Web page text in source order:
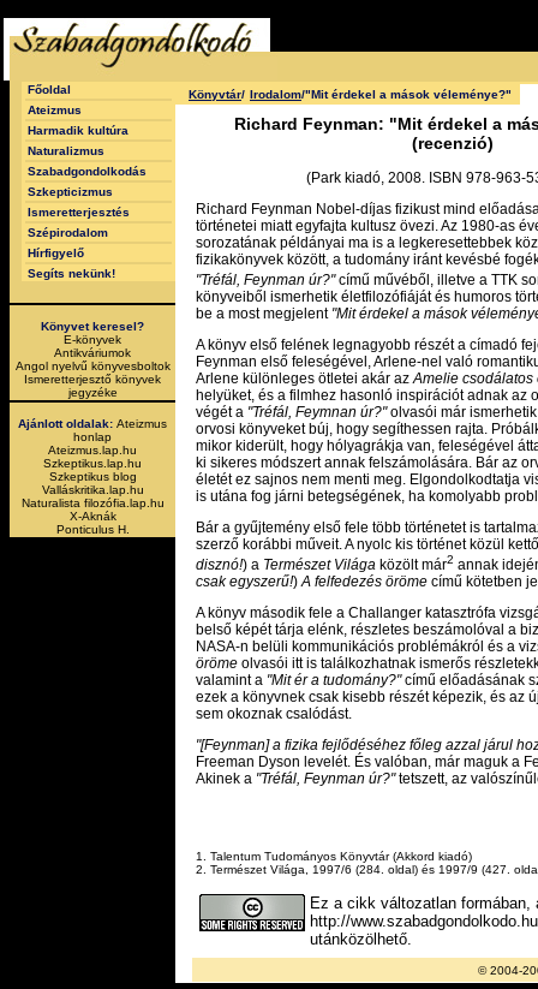
Főoldal
Ateizmus
Harmadik kultúra
Naturalizmus
Szabadgondolkodás
Szkepticizmus
Ismeretterjesztés
Szépirodalom
Hírfigyelő
Segíts nekünk!
Könyvet keresel?
E-könyvek
Antikváriumok
Angol nyelvű könyvesboltok
Ismeretterjesztő könyvek
jegyzéke
Ajánlott oldalak: Ateizmus
honlap
Ateizmus.lap.hu
Szkeptikus.lap.hu
Szkeptikus blog
Valláskritika.lap.hu
Naturalista filozófia.lap.hu
X-Aknák
Ponticulus H.
Könyvtár/ Irodalom/"Mit érdekel a mások véleménye?"
Richard Feynman: "Mit érdekel a
(recenzió)
(Park kiadó, 2008. ISBN 978-963-
Richard Feynman Nobel-díjas fizikust mind
történetei miatt egyfajta kultusz övezi. Az 1980-as
sorozatának példányai ma is a legkeresettebbek
fizikakönyvek között, a tudomány iránt kevésbé
"Tréfál, Feynman úr?"című művéből, illetve a TTK
könyveiből ismerhetik életfilozófiáját és humoros
be a most megjelent "Mit érdekel a mások
A könyv első felének legnagyobb részét a címadó
Feynman első feleségével, Arlene-nel való
Arlene különleges ötletei akár azAmelie csodálatos
helyüket, és a filmhez hasonló inspirációt adnak az
végét a "Tréfál, Feymnan úr?"olvasói már
orvosi könyveket búj, hogy segíthessen rajta.
mikor kiderült, hogy hólyagrákja van, feleségével
ki sikeres módszert annak felszámolására. Bár az
életét ez sajnos nem menti meg. Elgondolkodtatja
is utána fog járni betegségének, ha komolyabb
Bár a gyűjtemény első fele több történetet is
szerző korábbi műveit. A nyolc kis történet közül
disznó!) a Természet Világa közölt már2 annak
csak egyszerű!)A felfedezés öröme című kötetben
A könyv második fele a Challanger katasztrófa
belső képét tárja elénk, részletes beszámolóval a
NASA-n belüli kommunikációs problémákról és a
öröme olvasói itt is találkozhatnak ismerős
valamint a "Mit ér a tudomány?"című előadásának
ezek a könyvnek csak kisebb részét képezik, és az
sem okoznak csalódást.
"[Feynman] a fizika fejlődéséhez főleg azzal járul
Freeman Dyson levelét. És valóban, már maguk a
Akinek a "Tréfál, Feynman úr?"tetszett, az
1. Talentum Tudományos Könyvtár (Akkord kiadó)
2. Természet Világa, 1997/6 (284. oldal) és 1997/9 (427.
Ez a cikk változatlan
http://
utánközölhető.
© 2004-